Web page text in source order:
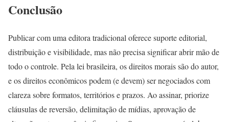
Conclusão
Publicar com uma editora tradicional oferece suporte editorial,
distribuição e visibilidade, mas não precisa significar abrir mão de
todo o controle. Pela lei brasileira, os direitos morais são do autor,
e os direitos econômicos podem (e devem) ser negociados com
clareza sobre formatos, territórios e prazos. Ao assinar, priorize
cláusulas de reversão, delimitação de mídias, aprovação de